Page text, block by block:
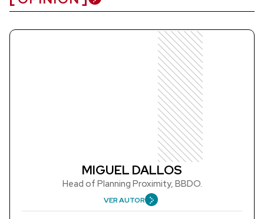
MIGUEL DALLOS
Head of Planning Proximity, BBDO.
VER AUTOR